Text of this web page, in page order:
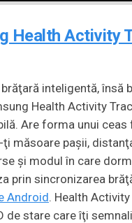
Health Activity
inteligentă, însă
Health Activity
Are forma unui ceas
ţi măsoare paşii,
şi modul în care
prin sincronizarea
Android. Health
de stare care îţi